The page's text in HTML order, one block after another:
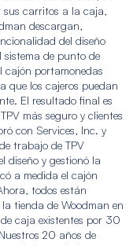
sus carritos a la caja,
descargan,
del diseño
sistema de punto de
cajón portamonedas
que los cajeros puedan
El resultado final es
más seguro y clientes
con Services, Inc. y
trabajo de TPV
diseño y gestionó la
a medida el cajón
todos están
tienda de Woodman en
caja existentes por 30
20 años de